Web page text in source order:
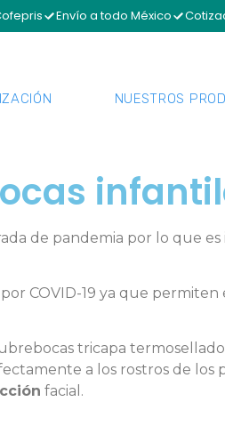
Envío a todo México
NUESTROS
de pandemia por lo que es
COVID-19 ya que
tricapa termosellado
a los rostros de
facial.